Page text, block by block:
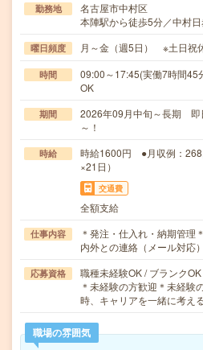
勤務地
名古屋市中村区
本陣駅から徒歩5分／中村
曜日頻度 月～金（週5日） ※土日祝
時間
09:00～17:45(実働7時間
OK
期間
2026年09月中旬～長期
～！
時給
時給1600円 ●月収例：
×21日）
交通費
全額支給
仕事内容
＊発注・仕入れ・納期管理
内外との連絡（メール対応
応募資格
職種未経験OK / ブランク
＊未経験の方歓迎＊未経験
時、キャリアを一緒に考え
職場の雰囲気